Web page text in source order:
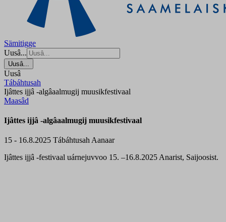
Sämitigge
Uusâ...
Uusâ...
Uusâ
Tábáhtusah
Ijâttes ijjâ -algâaalmugij muusikfestivaal
Maasâd
Ijâttes ijjâ -algâaalmugij muusikfestivaal
15 - 16.8.2025 Tábáhtusah Aanaar
Ijâttes ijjâ -festivaal uárnejuvvoo 15. ‒16.8.2025 Anarist, Saijoosist.